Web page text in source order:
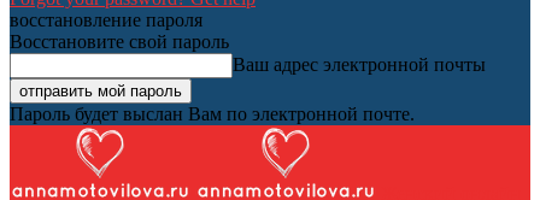
восстановление пароля
Восстановите свой пароль
Ваш адрес электронной почты
Пароль будет выслан Вам по электронной почте.